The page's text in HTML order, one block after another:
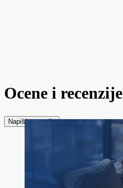
Ocene i recenzije
Napiši recenziju